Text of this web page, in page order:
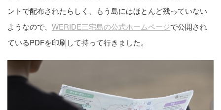
ントで配布されたらしく、もう島にはほとんど残っていない
ようなので、 WERIDE三宅島の公式ホームページで公開され
ているPDFを印刷して持って行きました。